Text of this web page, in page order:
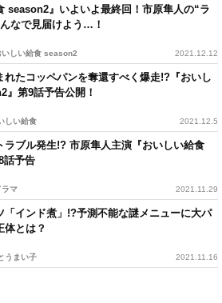
season2』いよいよ最終回！市原隼人の“ラ
なで見届けよう…！
いしい給食 season2 2021.12.12
れたコッペパンを奪還すべく爆走!?『おいし
』第9話予告公開！
しい給食 2021.12.5
ラブル発生!? 市原隼人主演『おいしい給食
話予告
ラマ 2021.11.29
「インド煮」!?予測不能な謎メニューに大パ
とは？
うまい子 2021.11.16